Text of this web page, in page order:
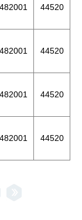
44520
44520
44520
44520